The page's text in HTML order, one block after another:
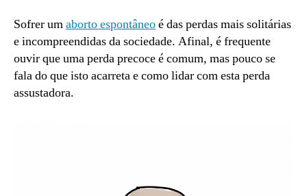
Sofrer umaborto espontâneoé das perdas mais solitárias
e incompreendidas da sociedade. Afinal, é frequente
ouvir que uma perda precoce é comum, mas pouco se
fala do que isto acarreta e como lidar com esta perda
assustadora.